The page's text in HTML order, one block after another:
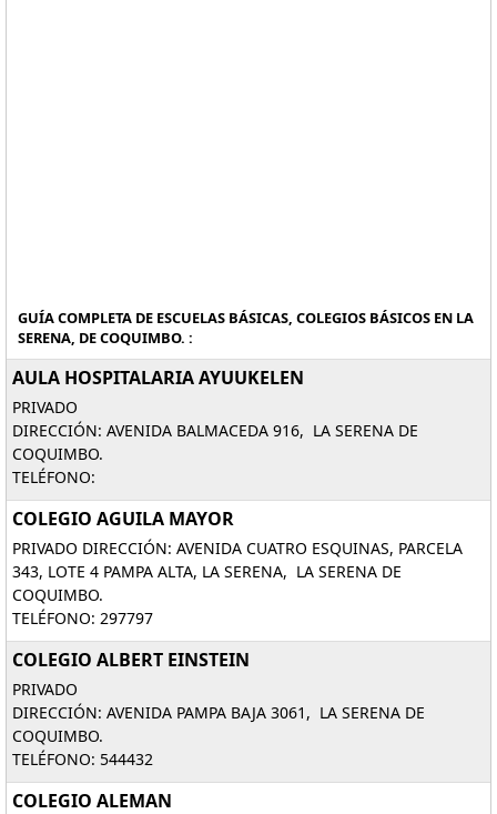
GUÍA COMPLETA DE ESCUELAS BÁSICAS, COLEGIOS BÁSICOS EN LA
SERENA, DE COQUIMBO. :
AULA HOSPITALARIA AYUUKELEN
PRIVADO
DIRECCIÓN: AVENIDA BALMACEDA 916, LA SERENA DE
COQUIMBO.
TELÉFONO:
COLEGIO AGUILA MAYOR
PRIVADO DIRECCIÓN: AVENIDA CUATRO ESQUINAS, PARCELA
343, LOTE 4 PAMPA ALTA, LA SERENA, LA SERENA DE
COQUIMBO.
TELÉFONO: 297797
COLEGIO ALBERT EINSTEIN
PRIVADO
DIRECCIÓN: AVENIDA PAMPA BAJA 3061, LA SERENA DE
COQUIMBO.
TELÉFONO: 544432
COLEGIO ALEMAN